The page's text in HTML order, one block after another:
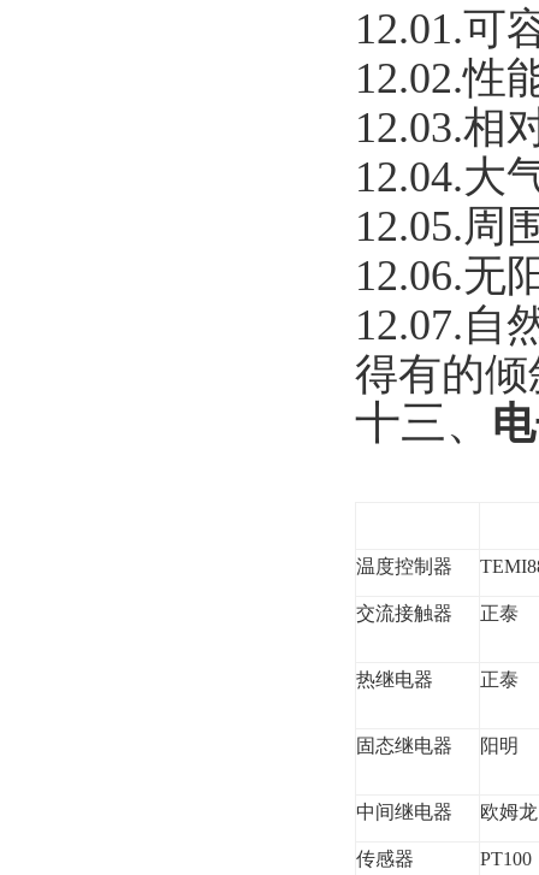
12.01.可
12.02.性
12.03.相
12.04.大
12.05.周
12.06.无
12.07.自
得有的倾
十三、
温度控制器
交流接触器 正泰
热继电器 正泰
固态继电器 阳明
中间继电器 欧姆龙
传感器 PT100